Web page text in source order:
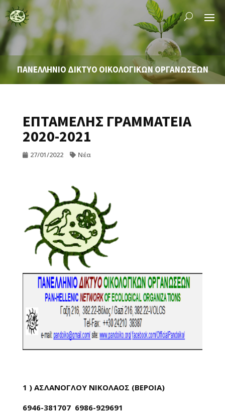
ΠΑΝΕΛΛΗΝΙΟ ΔΙΚΤΥΟ ΟΙΚΟΛΟΓΙΚΩΝ ΟΡΓΑΝΩΣΕΩΝ
ΕΠΤΑΜΕΛΗΣ ΓΡΑΜΜΑΤΕΙΑ
2020-2021
27/01/2022 Νέα
1 ) ΑΣΛΑΝΟΓΛΟΥ ΝΙΚΟΛΑΟΣ (ΒΕΡΟΙΑ)
6946-381707 6986-929691